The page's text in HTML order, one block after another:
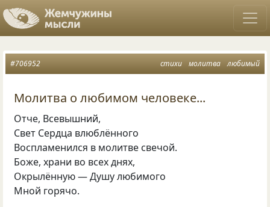
стихи молитва любимый
#706952
Молитва о любимом человеке...
Отче, Всевышний,
Свет Сердца влюблённого
Воспламенился в молитве свечой.
Боже, храни во всех днях,
Окрылённую — Душу любимого
Мной горячо.